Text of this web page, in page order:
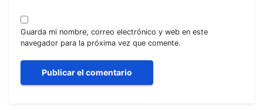
Guarda mi nombre, correo electrónico y web en este
navegador para la próxima vez que comente.